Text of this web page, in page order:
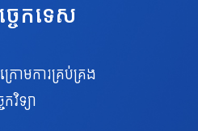
េកទេស
រោមការគ្រប់គ្រង
វិទ្យា